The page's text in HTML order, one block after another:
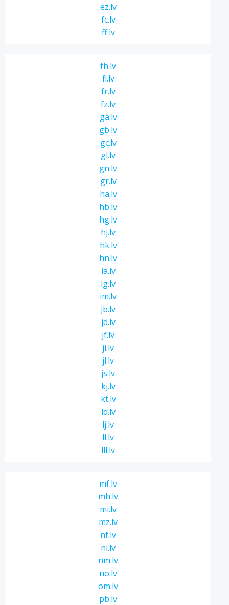
ez.lv
fc.lv
ff.lv
fh.lv
fl.lv
fr.lv
fz.lv
ga.lv
gb.lv
gc.lv
gl.lv
gn.lv
gr.lv
ha.lv
hb.lv
hg.lv
hj.lv
hk.lv
hn.lv
ia.lv
ig.lv
im.lv
jb.lv
jd.lv
jf.lv
ji.lv
jl.lv
js.lv
kj.lv
kt.lv
ld.lv
lj.lv
ll.lv
lll.lv
mf.lv
mh.lv
mi.lv
mz.lv
nf.lv
ni.lv
nm.lv
no.lv
om.lv
pb.lv